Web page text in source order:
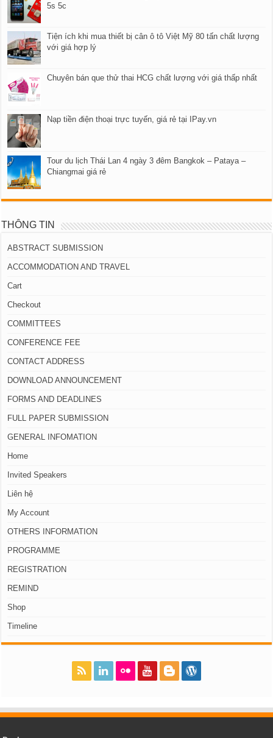
5s 5c
Tiện ích khi mua thiết bị cân ô tô Việt Mỹ 80 tấn chất lượng
với giá hợp lý
Chuyên bán que thử thai HCG chất lượng với giá thấp nhất
Nạp tiền điện thoại trực tuyến, giá rẻ tại IPay.vn
Tour du lịch Thái Lan 4 ngày 3 đêm Bangkok – Pataya –
Chiangmai giá rẻ
THÔNG TIN
ABSTRACT SUBMISSION
ACCOMMODATION AND TRAVEL
Cart
Checkout
COMMITTEES
CONFERENCE FEE
CONTACT ADDRESS
DOWNLOAD ANNOUNCEMENT
FORMS AND DEADLINES
FULL PAPER SUBMISSION
GENERAL INFOMATION
Home
Invited Speakers
Liên hệ
My Account
OTHERS INFORMATION
PROGRAMME
REGISTRATION
REMIND
Shop
Timeline